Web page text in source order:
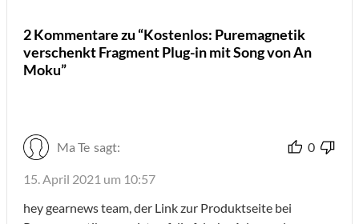
2 Kommentare zu “Kostenlos: Puremagnetik
verschenkt Fragment Plug-in mit Song von An
Moku”
Ma Te sagt: 0
15. April 2021 um 10:57
hey gearnews team, der Link zur Produktseite bei